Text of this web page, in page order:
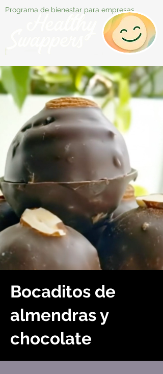
Programa de bienestar para empresas
Bocaditos de
almendras y
chocolate